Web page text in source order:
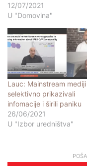
12/07/2021
U "Domovina"
Lauc: Mainstream mediji
selektivno prikazivali
infomacije i širili paniku
26/06/2021
U "Izbor uredništva"